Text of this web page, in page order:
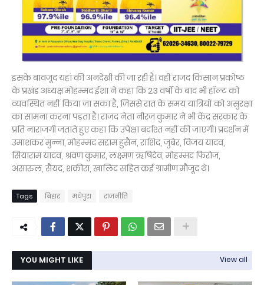
इसके बावजूद यहां की अनदेखी की जा रही है। वहीं राजद किसान प्रकोष्ठ
के प्रखंड अध्यक्ष मोहम्मद ईशा ने कहा कि 23 वर्षों के बाद भी हॉल्ट को
व्यवस्थित नहीं किया जा सका है, जिससे रात के समय यात्रियों को असुरक्षा
का सामना करना पड़ता है। राजद नेता नीरज कुमार ने भी केंद्र सरकार के
प्रति नाराजगी जताते हुए कहा कि उपेक्षा बर्दाश्त नहीं की जाएगी। प्रदर्शन में
उमाशंकर मुन्ना, मोहम्मद सद्दाम हुसैन, राशिद, जुबेर, विजय यादव,
सियाराम यादव, श्रवण कुमार, लक्ष्मण ऋषिदेव, मोहम्मद फिरोज,
अंसारुल, सैयद, शकीरा, खालिद सहित कई ग्रामीण मौजूद थे।
Tags बिहार मधेपुरा राजनीति
YOU MIGHT LIKE View all